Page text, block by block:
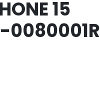
15
0080001R